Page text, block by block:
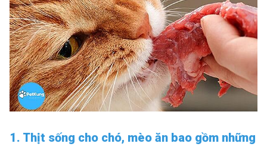
1. Thịt sống cho chó, mèo ăn bao gồm những